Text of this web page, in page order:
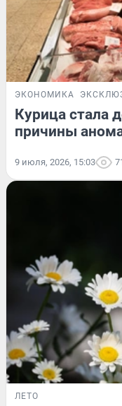
ЭКОНОМИКА
Курица стала
причины
9 июля, 2026, 15:03
ЛЕТО